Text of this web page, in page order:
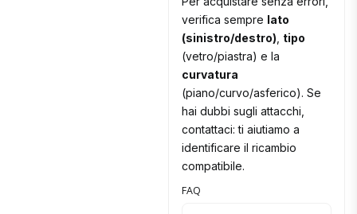
verifica sempre lato
(sinistro/destro) tipo
(vetro/piastra) e la
curvatura
(piano/curvo/asferico). Se
hai dubbi sugli attacchi,
contattaci: ti aiutiamo a
identificare il ricambio
compatibile.
FAQ